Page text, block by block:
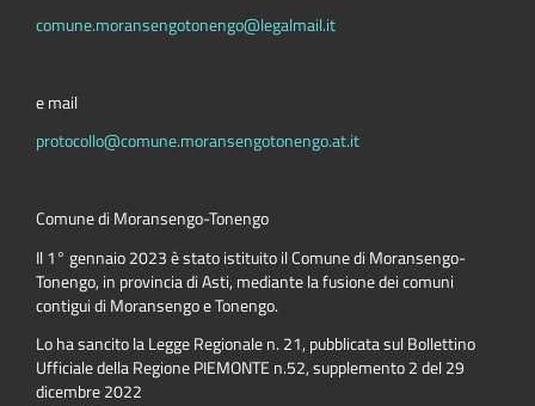
comune.moransengotonengo@legalmail.it
e mail
protocollo@comune.moransengotonengo.at.it
Comune di Moransengo-Tonengo
Il 1° gennaio 2023 è stato istituito il Comune di Moransengo-
Tonengo, in provincia di Asti, mediante la fusione dei comuni
contigui di Moransengo e Tonengo.
Lo ha sancito la Legge Regionale n. 21, pubblicata sul Bollettino
Ufficiale della Regione PIEMONTE n.52, supplemento 2 del 29
dicembre 2022